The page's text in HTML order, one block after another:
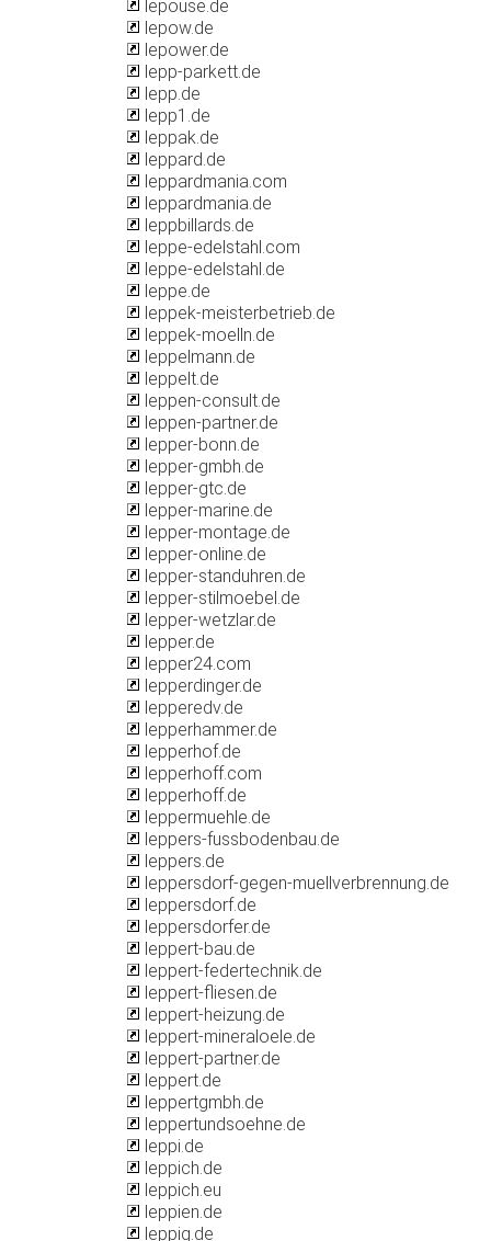
lepouse.de
lepow.de
lepower.de
lepp-parkett.de
lepp.de
lepp1.de
leppak.de
leppard.de
leppardmania.com
leppardmania.de
leppbillards.de
leppe-edelstahl.com
leppe-edelstahl.de
leppe.de
leppek-meisterbetrieb.de
leppek-moelln.de
leppelmann.de
leppelt.de
leppen-consult.de
leppen-partner.de
lepper-bonn.de
lepper-gmbh.de
lepper-gtc.de
lepper-marine.de
lepper-montage.de
lepper-online.de
lepper-standuhren.de
lepper-stilmoebel.de
lepper-wetzlar.de
lepper.de
lepper24.com
lepperdinger.de
lepperedv.de
lepperhammer.de
lepperhof.de
lepperhoff.com
lepperhoff.de
leppermuehle.de
leppers-fussbodenbau.de
leppers.de
leppersdorf-gegen-muellverbrennung.de
leppersdorf.de
leppersdorfer.de
leppert-bau.de
leppert-federtechnik.de
leppert-fliesen.de
leppert-heizung.de
leppert-mineraloele.de
leppert-partner.de
leppert.de
leppertgmbh.de
leppertundsoehne.de
leppi.de
leppich.de
leppich.eu
leppien.de
leppig.de